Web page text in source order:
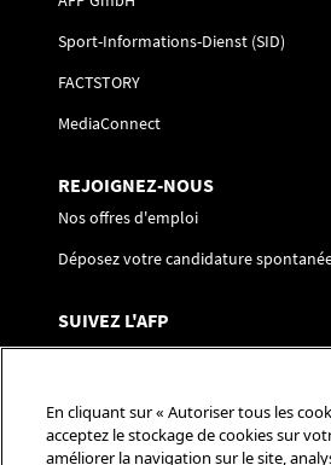
Sport-Informations-Dienst (SID)
FACTSTORY
MediaConnect
REJOIGNEZ-NOUS
Nos offres d'emploi
Déposez votre candidature
SUIVEZ L'AFP
Nous contacter
Réseaux sociaux
En cliquant sur « Autoriser tous les
acceptez le stockage de cookies sur
améliorer la navigation sur le site,